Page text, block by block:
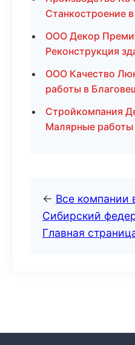
Станкостроение
ООО Декор
Реконструкция
ООО Качество
работы в
Стройкомпания
Малярные работы
← Все компании
Сибирский
Главная